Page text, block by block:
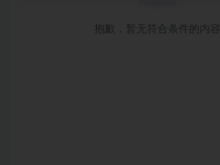
抱歉，暂无符合条件的内容